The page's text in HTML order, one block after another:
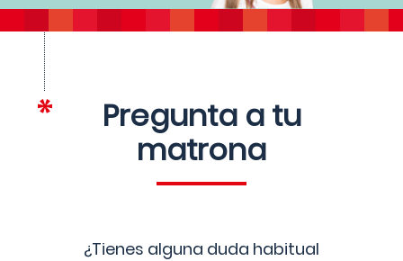
Pregunta a tu
matrona
¿Tienes alguna duda habitual